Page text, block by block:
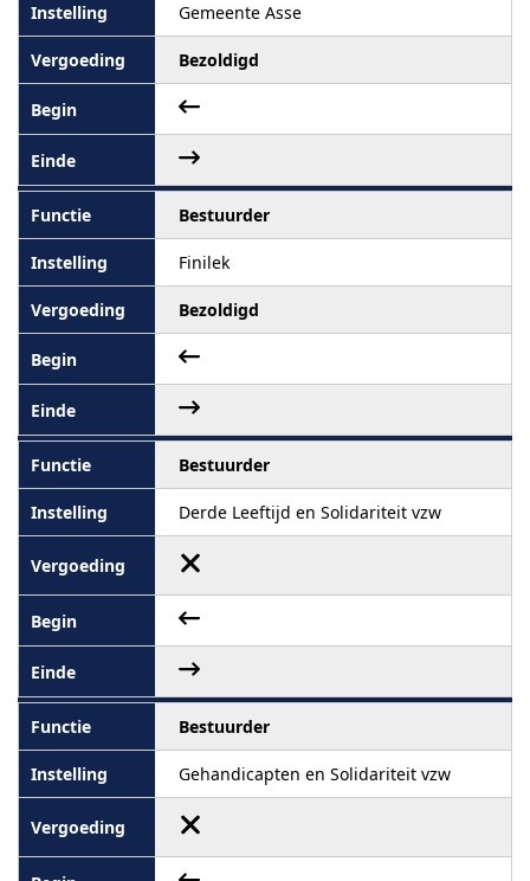
Gemeente Asse
Bezoldigd
Bestuurder
Finilek
Bezoldigd
Bestuurder
Derde Leeftijd en Solidariteit vzw
Bestuurder
Gehandicapten en Solidariteit vzw